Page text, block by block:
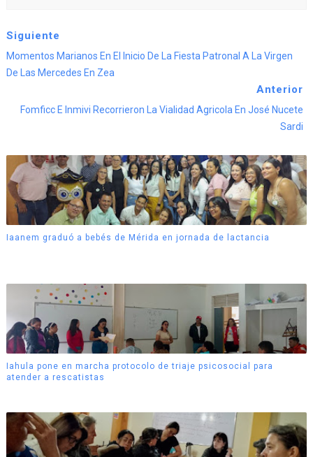
Siguiente
Momentos Marianos En El Inicio De La Fiesta Patronal A La Virgen
De Las Mercedes En Zea
Anterior
Fomficc E Inmivi Recorrieron La Vialidad Agricola En José Nucete
Sardi
Iaanem graduó a bebés de Mérida en jornada de lactancia
Iahula pone en marcha protocolo de triaje psicosocial para
atender a rescatistas